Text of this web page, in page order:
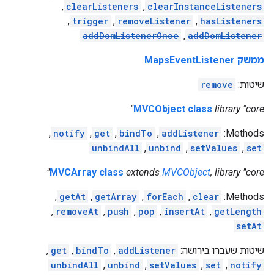
clearInstanceListeners
,
clearListeners
,
hasListeners
,
removeListener
,
trigger
,
addDomListener
,
addDomListenerOnce
ממשק MapsEventListener
שיטות: remove
MVCObject class library "core"
Methods:
addListener
,
bindTo
,
get
,
notify
,
set
,
setValues
,
unbind
,
unbindAll
MVCArray class extends MVCObject, library "core"
‫Methods:
clear
,
forEach
,
getArray
,
getAt
,
getLength
,
insertAt
,
pop
,
push
,
removeAt
,
setAt
שיטות שעברו בירושה: addListener
,
bindTo
,
get
,
notify
,
set
,
setValues
,
unbind
,
unbindAll